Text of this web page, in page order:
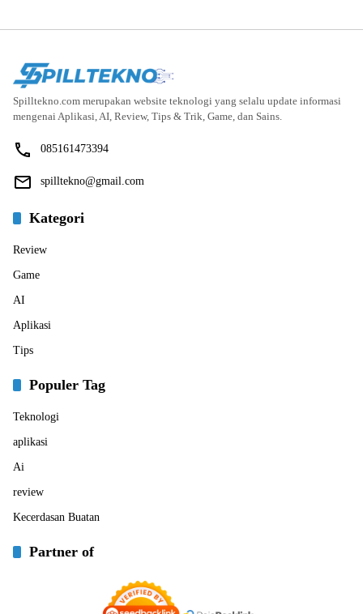
Spilltekno.com merupakan website teknologi yang selalu update informasi
mengenai Aplikasi, AI, Review, Tips & Trik, Game, dan Sains.
085161473394
spilltekno@gmail.com
Kategori
Review
Game
AI
Aplikasi
Tips
Populer Tag
Teknologi
aplikasi
Ai
review
Kecerdasan Buatan
Partner of